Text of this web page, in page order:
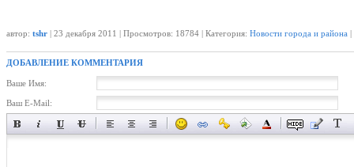
автор: tshr | 23 декабря 2011 | Просмотров: 18784 | Категория: Новости города и района |
ДОБАВЛЕНИЕ КОММЕНТАРИЯ
Ваше Имя:
Ваш E-Mail: